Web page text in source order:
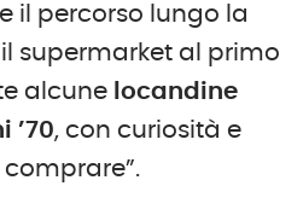
il percorso lungo la
supermarket al primo
alcune locandine
’70, con curiosità e